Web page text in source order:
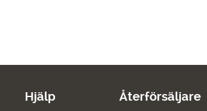
Hjälp Återförsäljare